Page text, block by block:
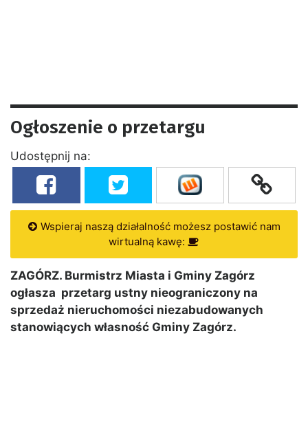
Ogłoszenie o przetargu
Udostępnij na:
Wspieraj naszą działalność możesz postawić nam
wirtualną kawę:
ZAGÓRZ. Burmistrz Miasta i Gminy Zagórz
ogłasza przetarg ustny nieograniczony na
sprzedaż nieruchomości niezabudowanych
stanowiących własność Gminy Zagórz.